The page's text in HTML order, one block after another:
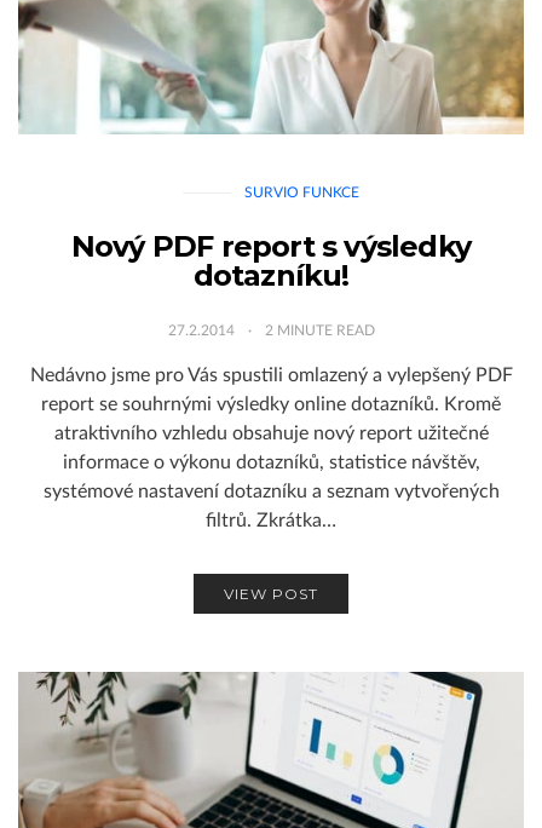
SURVIO FUNKCE
Nový PDF report s výsledky
dotazníku!
27.2.2014 2 MINUTE READ
Nedávno jsme pro Vás spustili omlazený a vylepšený PDF
report se souhrnými výsledky online dotazníků. Kromě
atraktivního vzhledu obsahuje nový report užitečné
informace o výkonu dotazníků, statistice návštěv,
systémové nastavení dotazníku a seznam vytvořených
filtrů. Zkrátka…
VIEW POST